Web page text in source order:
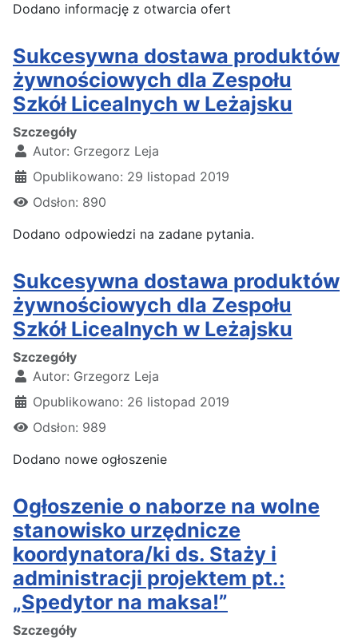
Dodano informację z otwarcia ofert
Sukcesywna dostawa produktów
żywnościowych dla Zespołu
Szkół Licealnych w Leżajsku
Szczegóły
Autor: Grzegorz Leja
Opublikowano: 29 listopad 2019
Odsłon: 890
Dodano odpowiedzi na zadane pytania.
Sukcesywna dostawa produktów
żywnościowych dla Zespołu
Szkół Licealnych w Leżajsku
Szczegóły
Autor: Grzegorz Leja
Opublikowano: 26 listopad 2019
Odsłon: 989
Dodano nowe ogłoszenie
Ogłoszenie o naborze na wolne
stanowisko urzędnicze
koordynatora/ki ds. Staży i
administracji projektem pt.:
„Spedytor na maksa!”
Szczegóły